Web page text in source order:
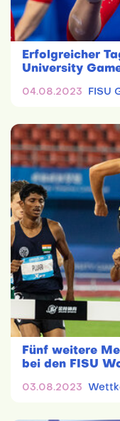
Erfolgreicher
University
04.08.2023 FISU
Fünf weitere
bei den FISU
03.08.2023